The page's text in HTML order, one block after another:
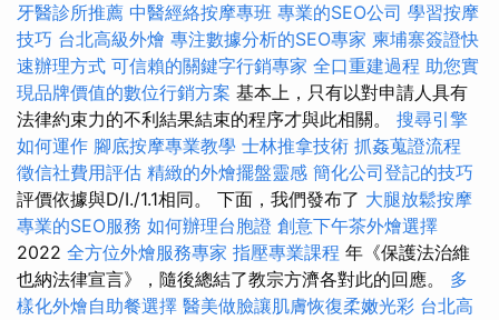
牙醫診所推薦 中醫經絡按摩專班 專業的SEO公司 學習按摩
技巧 台北高級外燴 專注數據分析的SEO專家 柬埔寨簽證快
速辦理方式 可信賴的關鍵字行銷專家 全口重建過程 助您實
現品牌價值的數位行銷方案 基本上，只有以對申請人具有
法律約束力的不利結果結束的程序才與此相關。 搜尋引擎
如何運作 腳底按摩專業教學 士林推拿技術 抓姦蒐證流程
徵信社費用評估 精緻的外燴擺盤靈感 簡化公司登記的技巧
評價依據與D/I./1.1相同。 下面，我們發布了 大腿放鬆按摩
專業的SEO服務 如何辦理台胞證 創意下午茶外燴選擇
2022 全方位外燴服務專家 指壓專業課程 年《保護法治維
也納法律宣言》，隨後總結了教宗方濟各對此的回應。 多
樣化外燴自助餐選擇 醫美做臉讓肌膚恢復柔嫩光彩 台北高